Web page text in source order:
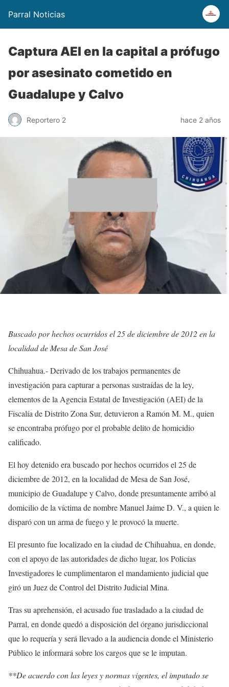
Parral Noticias
Captura AEI en la capital a prófugo
por asesinato cometido en
Guadalupe y Calvo
Reportero 2 hace 2 años
Buscado por hechos ocurridos el 25 de diciembre de 2012 en la
localidad de Mesa de San José
Chihuahua.- Derivado de los trabajos permanentes de
investigación para capturar a personas sustraídas de la ley,
elementos de la Agencia Estatal de Investigación (AEI) de la
Fiscalía de Distrito Zona Sur, detuvieron a Ramón M. M., quien
se encontraba prófugo por el probable delito de homicidio
calificado.
El hoy detenido era buscado por hechos ocurridos el 25 de
diciembre de 2012, en la localidad de Mesa de San José,
municipio de Guadalupe y Calvo, donde presuntamente arribó al
domicilio de la víctima de nombre Manuel Jaime D. V., a quien le
disparó con un arma de fuego y le provocó la muerte.
El presunto fue localizado en la ciudad de Chihuahua, en donde,
con el apoyo de las autoridades de dicho lugar, los Policías
Investigadores le cumplimentaron el mandamiento judicial que
giró un Juez de Control del Distrito Judicial Mina.
Tras su aprehensión, el acusado fue trasladado a la ciudad de
Parral, en donde quedó a disposición del órgano jurisdiccional
que lo requería y será llevado a la audiencia donde el Ministerio
Público le informará sobre los cargos que se le imputan.
**De acuerdo con las leyes y normas vigentes, el imputado se